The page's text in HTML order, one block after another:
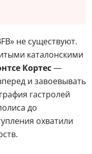
не существуют.
каталонскими
Кортес—
и завоевывать
гастролей
до
охватили